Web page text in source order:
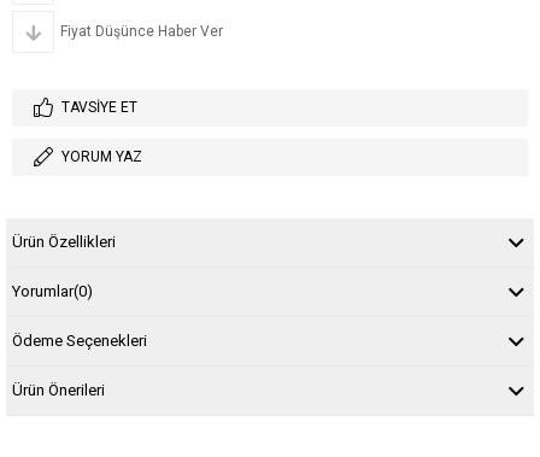
Fiyat Düşünce Haber Ver
TAVSIYE ET
YORUM YAZ
Ürün Özellikleri
Yorumlar(0)
Ödeme Seçenekleri
Ürün Önerileri